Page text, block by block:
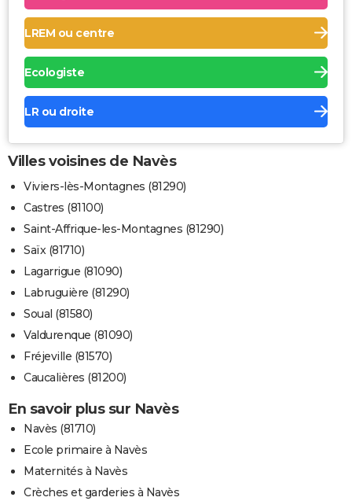
LREM ou centre
Ecologiste
LR ou droite
Villes voisines de Navès
Viviers-lès-Montagnes (81290)
Castres (81100)
Saint-Affrique-les-Montagnes (81290)
Saïx (81710)
Lagarrigue (81090)
Labruguière (81290)
Soual (81580)
Valdurenque (81090)
Fréjeville (81570)
Caucalières (81200)
En savoir plus sur Navès
Navès (81710)
Ecole primaire à Navès
Maternités à Navès
Crèches et garderies à Navès